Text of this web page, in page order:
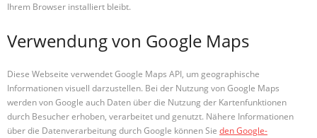
Ihrem Browser installiert bleibt.
Verwendung von Google Maps
Diese Webseite verwendet Google Maps API, um geographische
Informationen visuell darzustellen. Bei der Nutzung von Google Maps
werden von Google auch Daten über die Nutzung der Kartenfunktionen
durch Besucher erhoben, verarbeitet und genutzt. Nähere Informationen
über die Datenverarbeitung durch Google können Sie den Google-